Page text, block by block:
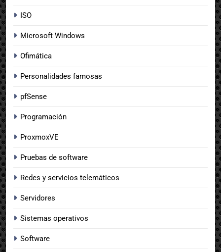
ISO
Microsoft Windows
Ofimática
Personalidades famosas
pfSense
Programación
ProxmoxVE
Pruebas de software
Redes y servicios telemáticos
Servidores
Sistemas operativos
Software